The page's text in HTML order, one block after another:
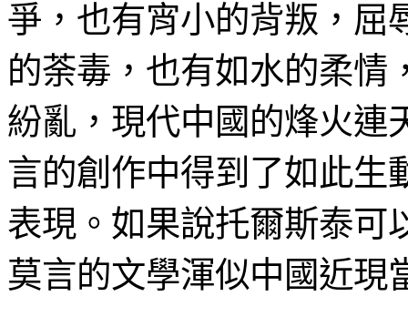
爭，也有宵小的背叛，屈
的荼毒，也有如水的柔情
紛亂，現代中國的烽火連
言的創作中得到了如此生
表現。如果說托爾斯泰可
莫言的文學渾似中國近現